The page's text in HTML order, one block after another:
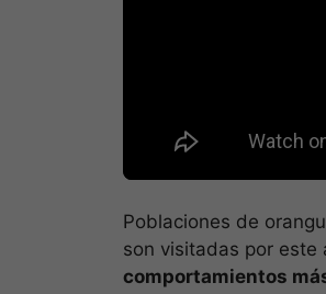
Poblaciones de
son visitadas por este
comportamientos